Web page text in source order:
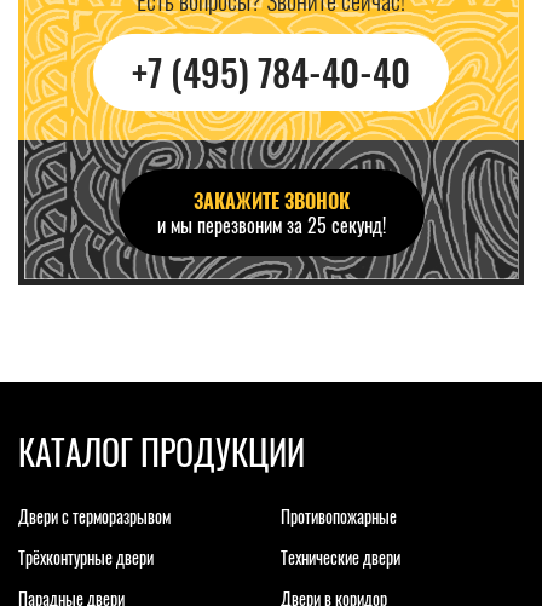
+7 (495) 784-40-40
ЗАКАЖИТЕ ЗВОНОК
и мы перезвоним за 25 секунд!
КАТАЛОГ ПРОДУКЦИИ
Двери с терморазрывом
Противопожарные
Трёхконтурные двери
Технические двери
Парадные двери
Двери в коридор